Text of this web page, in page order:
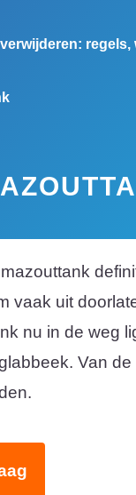
vaak uit
nu in de weg
Van